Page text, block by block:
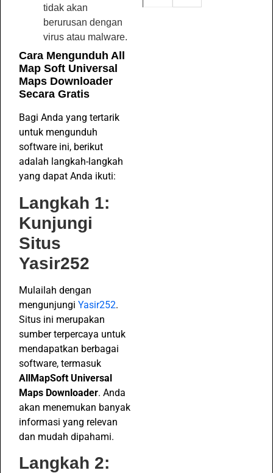
tidak akan
berurusan dengan
virus atau malware.
Cara Mengunduh All
Map Soft Universal
Maps Downloader
Secara Gratis
Bagi Anda yang tertarik
untuk mengunduh
software ini, berikut
adalah langkah-langkah
yang dapat Anda ikuti:
Langkah 1:
Kunjungi
Situs
Yasir252
Mulailah dengan
mengunjungi Yasir252.
Situs ini merupakan
sumber terpercaya untuk
mendapatkan berbagai
software, termasuk
AllMapSoft Universal
Maps Downloader. Anda
akan menemukan banyak
informasi yang relevan
dan mudah dipahami.
Langkah 2: